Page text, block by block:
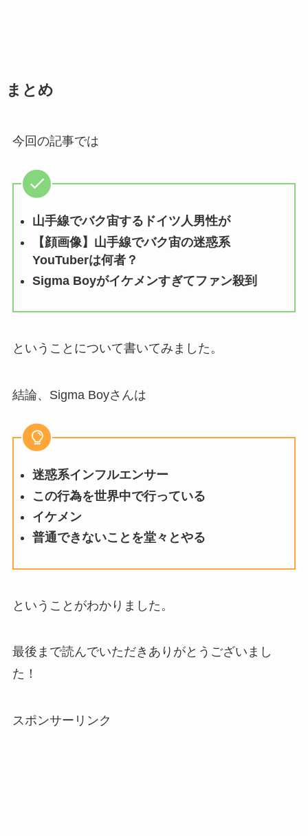
まとめ
今回の記事では
山手線でバク宙するドイツ人男性が
【顔画像】山手線でバク宙の迷惑系
YouTuberは何者？
Sigma Boyがイケメンすぎてファン殺到
ということについて書いてみました。
結論、Sigma Boyさんは
迷惑系インフルエンサー
この行為を世界中で行っている
イケメン
普通できないことを堂々とやる
ということがわかりました。
最後まで読んでいただきありがとうございまし
た！
スポンサーリンク